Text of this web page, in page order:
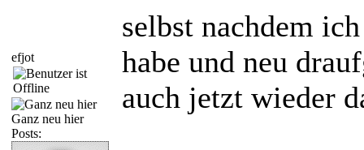
efjot
Ganz neu hier
Posts:
selbst nachdem
habe und neu
auch jetzt wieder